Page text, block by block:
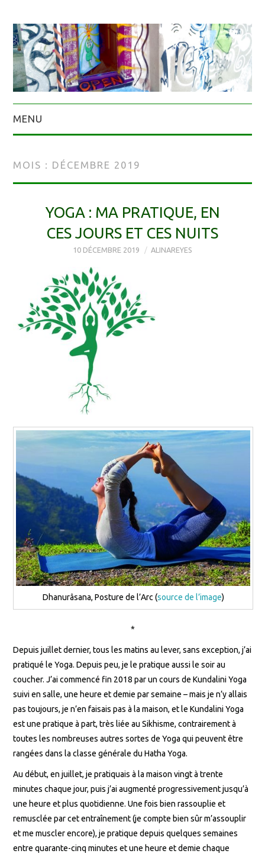
MENU
MOIS : DÉCEMBRE 2019
YOGA : MA PRATIQUE, EN
CES JOURS ET CES NUITS
10 DÉCEMBRE 2019 ALINAREYES
Dhanurâsana, Posture de l’Arc (source de l’image)
*
Depuis juillet dernier, tous les matins au lever, sans exception, j’ai
pratiqué le Yoga. Depuis peu, je le pratique aussi le soir au
coucher. J’ai commencé fin 2018 par un cours de Kundalini Yoga
suivi en salle, une heure et demie par semaine – mais je n’y allais
pas toujours, je n’en faisais pas à la maison, et le Kundalini Yoga
est une pratique à part, très liée au Sikhisme, contrairement à
toutes les nombreuses autres sortes de Yoga qui peuvent être
rangées dans la classe générale du Hatha Yoga.
Au début, en juillet, je pratiquais à la maison vingt à trente
minutes chaque jour, puis j’ai augmenté progressivement jusqu’à
une heure et plus quotidienne. Une fois bien rassouplie et
remusclée par cet entraînement (je compte bien sûr m’assouplir
et me muscler encore), je pratique depuis quelques semaines
entre quarante-cinq minutes et une heure et demie chaque